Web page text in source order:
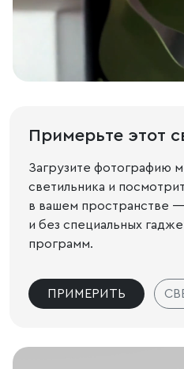
Примерьте этот
Загрузите фотографию
светильника и
в вашем пространстве
и без специальных
программ.
ПРИМЕРИТЬ